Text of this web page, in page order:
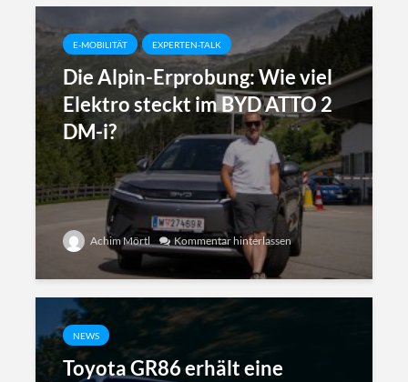
E-MOBILITÄT EXPERTEN-TALK
Die Alpin-Erprobung: Wie viel
Elektro steckt im BYD ATTO 2
DM-i?
Achim Mörtl Kommentar hinterlassen
NEWS
Toyota GR86 erhält eine